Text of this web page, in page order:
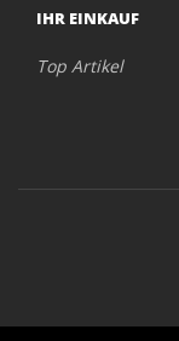
IHR EINKAUF
Top Artikel